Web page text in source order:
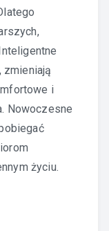
zmieniają
i
Nowoczesne
życiu.